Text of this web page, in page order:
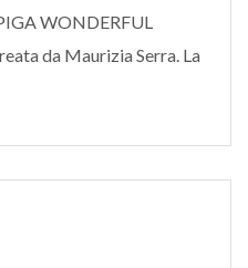
WONDERFUL
da Maurizia Serra. La